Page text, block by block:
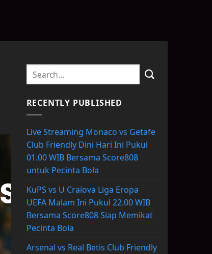
RECENTLY PUBLISHED
Live Streaming Monaco vs Getafe
Club Friendly Dini Hari Ini Pukul
01.00 WIB Bersama Score808
untuk Pecinta Bola
KuPS vs U Craiova Liga Eropa
UEFA Malam Ini Pukul 22.00 WIB
Bersama Score808 Siap Memikat
Pecinta Bola
Arsenal vs Real Betis Club Friendly